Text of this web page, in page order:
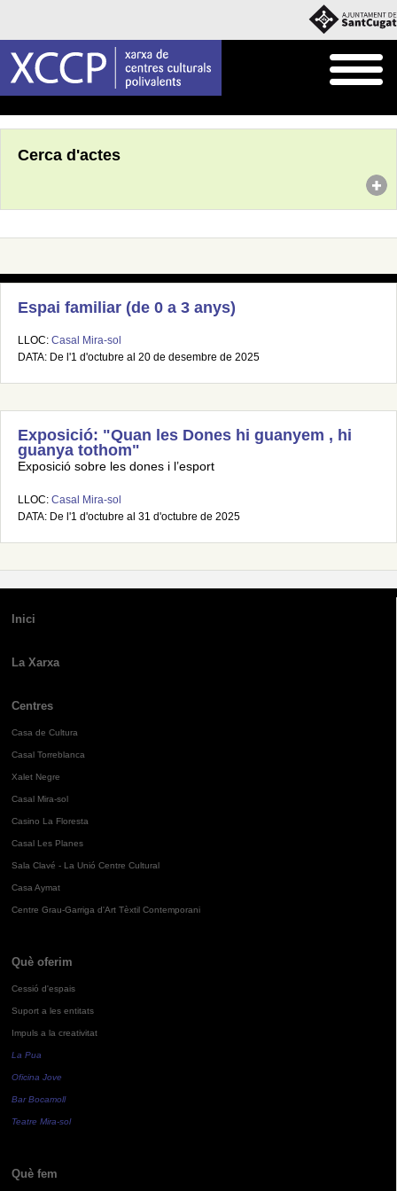
Cerca d'actes
Espai familiar (de 0 a 3 anys)
LLOC: Casal Mira-sol
DATA: De l'1 d'octubre al 20 de desembre de 2025
Exposició: "Quan les Dones hi guanyem , hi
guanya tothom"
Exposició sobre les dones i l’esport
LLOC: Casal Mira-sol
DATA: De l'1 d'octubre al 31 d'octubre de 2025
Inici
La Xarxa
Centres
Casa de Cultura
Casal Torreblanca
Xalet Negre
Casal Mira-sol
Casino La Floresta
Casal Les Planes
Sala Clavé - La Unió Centre Cultural
Casa Aymat
Centre Grau-Garriga d'Art Tèxtil Contemporani
Què oferim
Cessió d'espais
Suport a les entitats
Impuls a la creativitat
La Pua
Oficina Jove
Bar Bocamoll
Teatre Mira-sol
Què fem